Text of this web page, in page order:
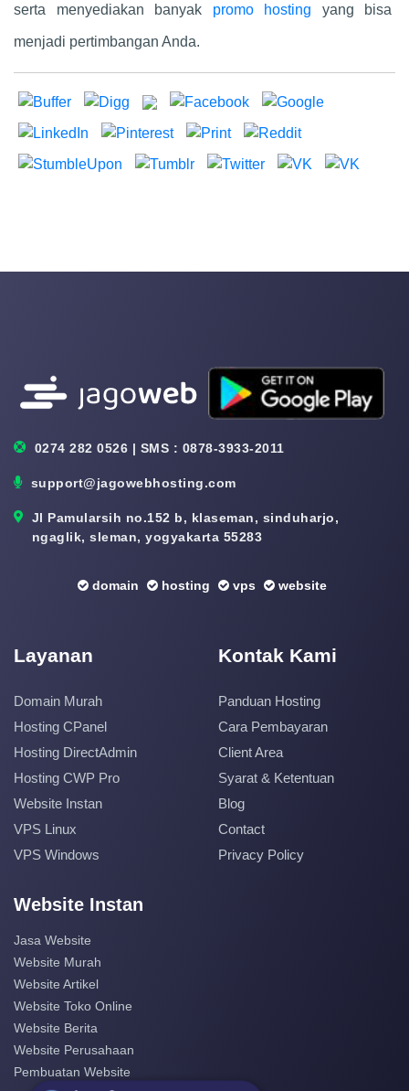
serta menyediakan banyak promo hosting yang bisa
menjadi pertimbangan Anda.
0274 282 0526 | SMS : 0878-3933-2011
support@jagowebhosting.com
Jl Pamularsih no.152 b, klaseman, sinduharjo,
ngaglik, sleman, yogyakarta 55283
domain hosting vps website
Layanan
Domain Murah
Hosting CPanel
Hosting DirectAdmin
Hosting CWP Pro
Website Instan
VPS Linux
VPS Windows
Kontak Kami
Panduan Hosting
Cara Pembayaran
Client Area
Syarat & Ketentuan
Blog
Contact
Privacy Policy
Website Instan
Jasa Website
Website Murah
Website Artikel
Website Toko Online
Website Berita
Website Perusahaan
Pembuatan Website